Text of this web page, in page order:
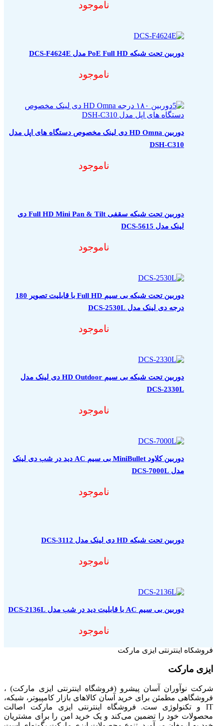
ناموجود
دوربین تحت شبکه PoE Full HD مدل DCS-F4624E
ناموجود
دوربین HD Omna دی لینک مخصوص دستگاه های اپل مدل
DSH-C310
ناموجود
دوربین تحت شبکه سقفی Full HD Mini Pan & Tilt دی
لینک مدل DCS-5615
ناموجود
دوربین تحت شبکه بی سیم Full HD با قابلیت تصویر 180
درجه دی لینک مدل DCS-2530L
ناموجود
دوربین تحت شبکه بی سیم HD Outdoor دی لینک مدل
DCS-2330L
ناموجود
دوربین کلاود MiniBullet بی سیم AC دید در شب دی لینک
مدل DCS-7000L
ناموجود
دوربین تحت شبکه HD دی لینک مدل DCS-3112
ناموجود
دوربین بی سیم AC با قابلیت دید در شب مدل DCS-2136L
ناموجود
فروشگاه اینترنتی ایزی مارکت
ایزی مارکت
شرکت نوآوران آسان پیشرو (فروشگاه اینترنتی ایزی مارکت) ،
فروشگاهی مطمئن برای خرید آسان کالاهای بازار کامپیوتر، شبکه،
IT و تکنولوژی ست. فروشگاه اینترنتی ایزی مارکت اصالت
محصولات خود را تضمین می‌کند و یک خرید امن را برای مشتریان